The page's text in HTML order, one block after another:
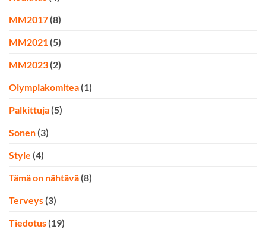
MM2017 (8)
MM2021 (5)
MM2023 (2)
Olympiakomitea (1)
Palkittuja (5)
Sonen (3)
Style (4)
Tämä on nähtävä (8)
Terveys (3)
Tiedotus (19)